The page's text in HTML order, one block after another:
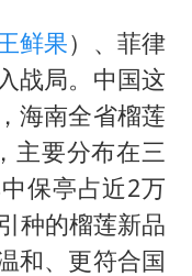
鲜果）、菲律
战局。中国这
海南全省榴莲
主要分布在三
保亭占近2万
种的榴莲新品
和、更符合国